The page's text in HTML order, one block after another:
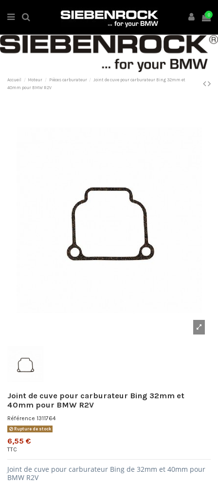
0
Accueil Moteur Pièces carburateur
Joint de cuve pour carburateur Bing 32mm et
40mm pour BMW R2V
Joint de cuve pour carburateur Bing 32mm et
40mm pour BMW R2V
Référence 1311764
Rupture de stock
6,55 €
TTC
Joint de cuve pour carburateur Bing de 32mm et 40mm pour
BMW R2V